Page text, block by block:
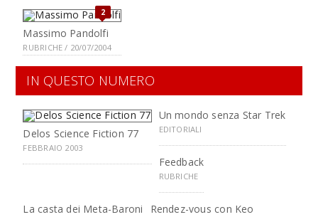
2
Massimo Pandolfi
RUBRICHE / 20/07/2004
IN QUESTO NUMERO
Delos Science Fiction 77
FEBBRAIO 2003
Un mondo senza Star Trek
EDITORIALI
Feedback
RUBRICHE
La casta dei Meta-Baroni Rendez-vous con Keo